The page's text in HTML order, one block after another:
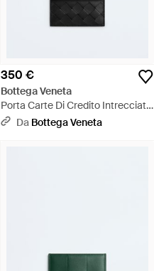
350 €
Bottega Veneta
Porta Carte Di Credito Intrecciato
- Bianco
Da Bottega Veneta